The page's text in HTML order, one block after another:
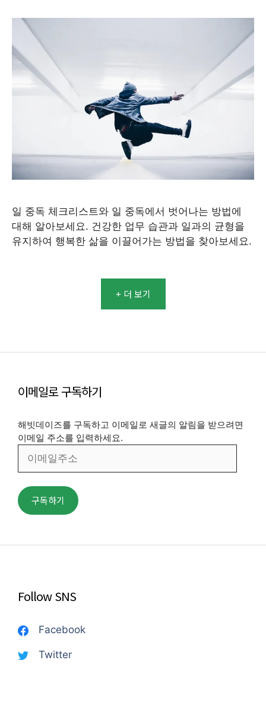
일 중독 체크리스트와 일 중독에서 벗어나는 방법에
대해 알아보세요. 건강한 업무 습관과 일과의 균형을
유지하여 행복한 삶을 이끌어가는 방법을 찾아보세요.
+ 더 보기
이메일로 구독하기
해빗데이즈를 구독하고 이메일로 새글의 알림을 받으려면
이메일 주소를 입력하세요.
일
주
소
구독하기
Follow SNS
Facebook
Twitter